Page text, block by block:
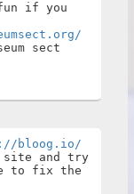
fun if you
sect
bloog.io/
and try
to fix the